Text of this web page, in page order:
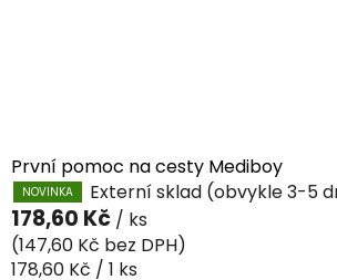
První pomoc na cesty Mediboy
NOVINKA Externí sklad (obvykle 3-5
178,60 Kč / ks
(147,60 Kč bez DPH)
Měrná
178,60 Kč / 1 ks